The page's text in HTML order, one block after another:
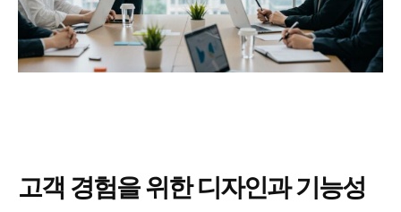
고객 경험을 위한 디자인과 기능성